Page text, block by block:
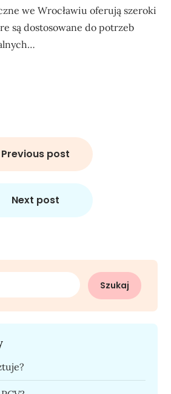
we Wrocławiu oferują szeroki
są dostosowane do potrzeb
Previous post
Next post